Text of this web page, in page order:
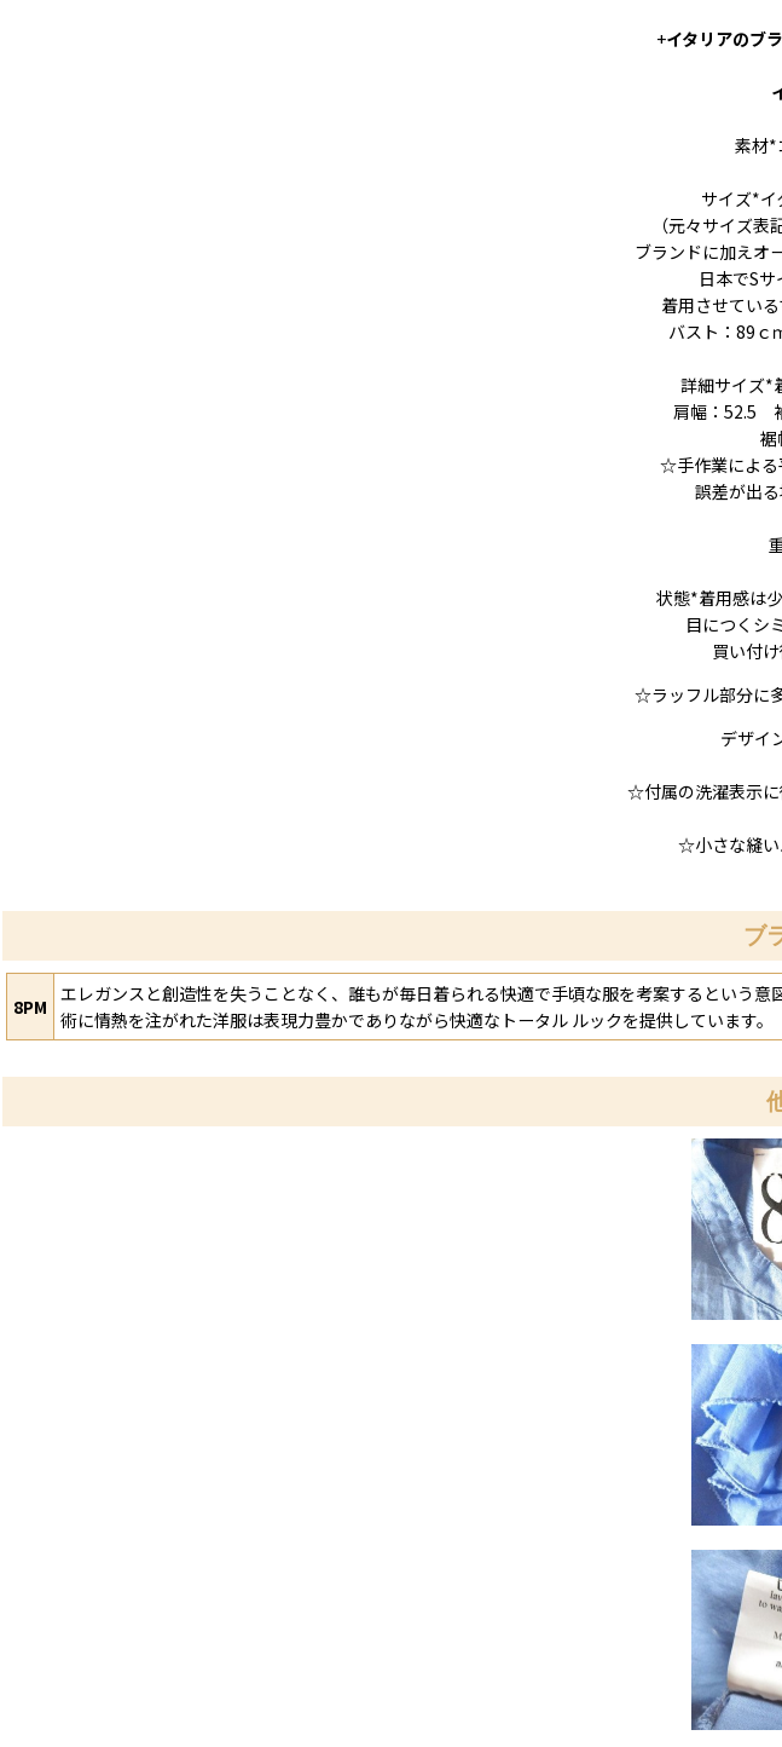
+イタリアのブ
素材*
サイズ*イ
（元々サイズ
ブランドに加えオ
日本でSサ
着用させてい
バスト：89
詳細サイズ
肩幅：52.5
裾
☆手作業による
誤差が出る
状態*着用感は
目につくシ
買い付
☆ラッフル部分に
デザイ
☆付属の洗濯表示に
☆小さな縫い
ブ
8PM
エレガンスと創造性を失うことなく、誰もが毎日着られる快適で手頃な服を考案するという
術に情熱を注がれた洋服は表現力豊かでありながら快適なトータル ルックを提供しています。